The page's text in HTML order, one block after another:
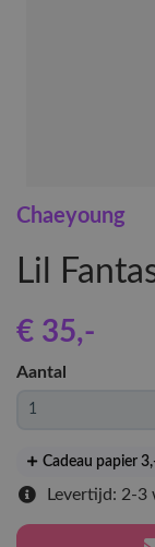
Chaeyoung
Lil
€ 35,-
Aantal
Cadeau papier 3
Levertijd: 2-3